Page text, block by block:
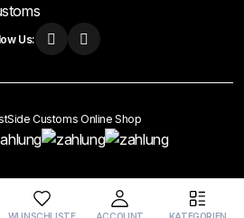
Us:
Customs Online Shop
widerrufen